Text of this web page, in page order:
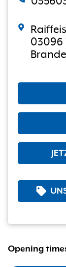
03096
Opening